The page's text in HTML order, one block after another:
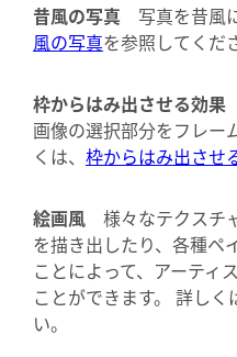
昔風の写真 写真を昔風
風の写真を参照してくだ
枠からはみ出させる効果
画像の選択部分をフレー
くは、 枠からはみ出させ
絵画風
様々なテクスチ
を描き出したり、各種ペ
ことによって、アーティ
ことができます。 詳しく
い。